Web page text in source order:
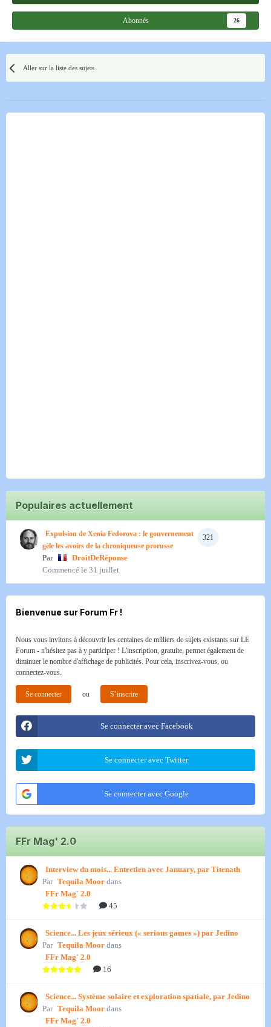
Abonnés 26
Aller sur la liste des sujets
Populaires actuellement
321
Expulsion de Xenia Fedorova : le gouvernement
gèle les avoirs de la chroniqueuse prorusse
Par
DroitDeRéponse
Commencé le 31 juillet
Bienvenue sur Forum Fr !
Nous vous invitons à découvrir les centaines de milliers de sujets existants sur LE
Forum - n'hésitez pas à y participer ! L'inscription, gratuite, permet également de
diminuer le nombre d'affichage de publicités. Pour cela, inscrivez-vous, ou
connectez-vous.
Se connecter ou S’inscrire
Se connecter avec Facebook
Se connecter avec Twitter
Se connecter avec Google
FFr Mag' 2.0
Interview du mois... Entretien avec January, par Titenath
Par Tequila Moor dans
FFr Mag' 2.0
45
Science... Les jeux sérieux (« serious games ») par Jedino
Par Tequila Moor dans
FFr Mag' 2.0
16
Science... Système solaire et exploration spatiale, par Jedino
Par Tequila Moor dans
FFr Mag' 2.0